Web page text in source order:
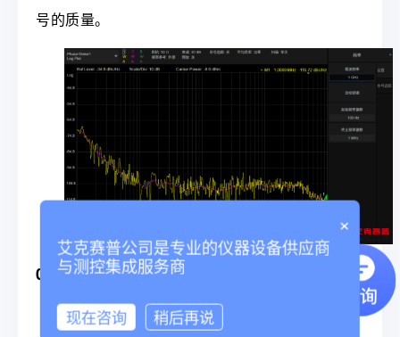
号的质量。
04脉冲测量SSA5000-PU
射频脉冲信号广泛应用于脉冲调制中，对于从
×
艾克赛普公司是专业的仪器设备供应商
与测控集成服务商
现在咨询 稍后再说